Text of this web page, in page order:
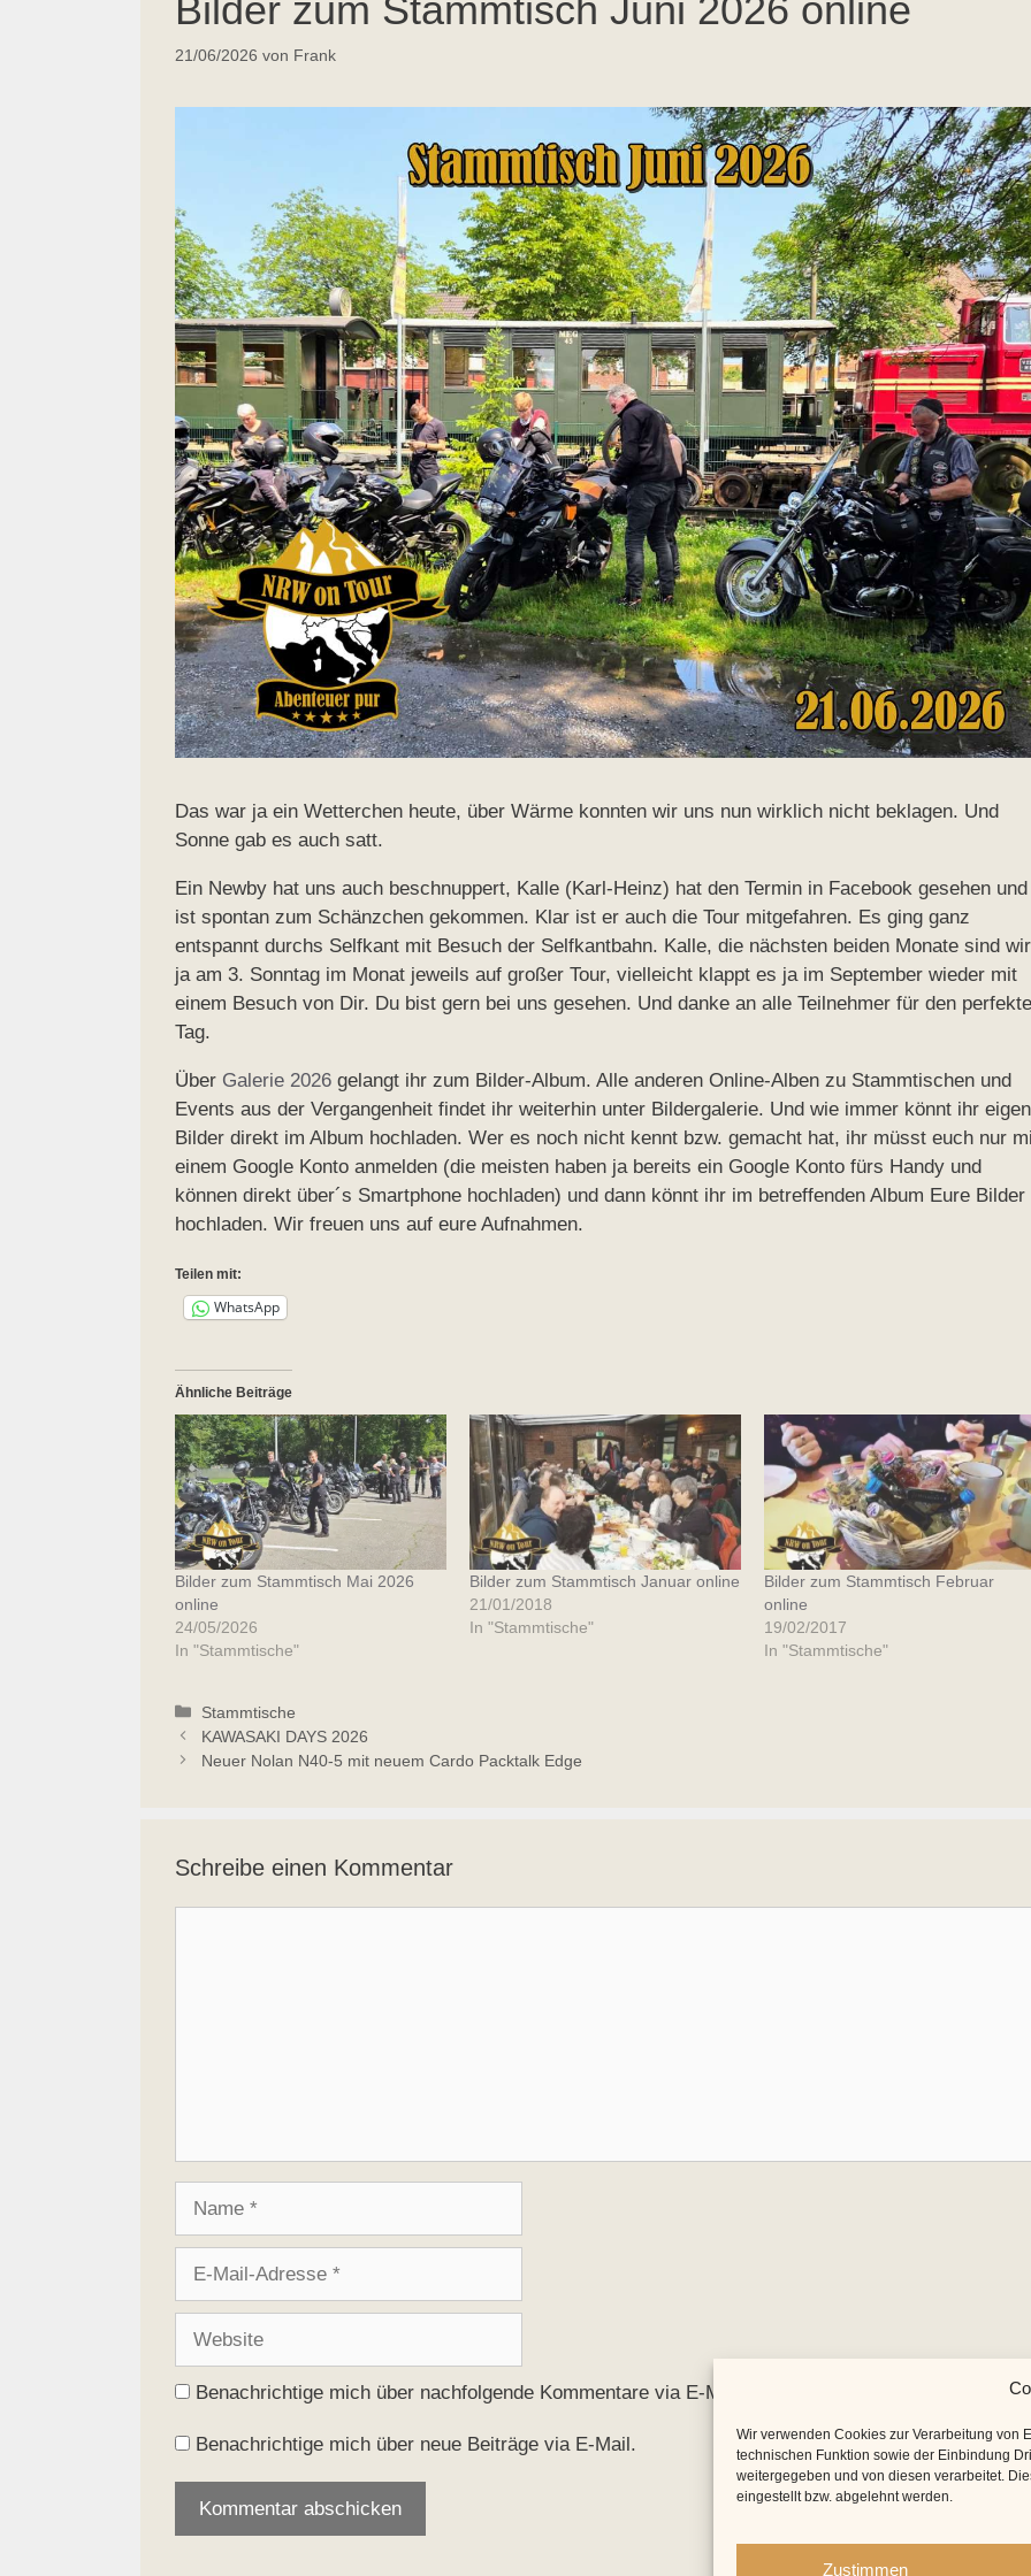
Wir verwenden Cookies zur Verarbeitung von
technischen Funktion sowie der Einbindung
weitergegeben und von diesen verarbeitet.
eingestellt bzw. abgelehnt werden.
Zustimmen
Bilder zum Stammtisch Juni 2026 online
21/06/2026 von Frank
Das war ja ein Wetterchen heute, über Wärme konnten wir uns nun wirklich nicht beklagen. Und
Sonne gab es auch satt.
Ein Newby hat uns auch beschnuppert, Kalle (Karl-Heinz) hat den Termin in Facebook gesehen und
ist spontan zum Schänzchen gekommen. Klar ist er auch die Tour mitgefahren. Es ging ganz
entspannt durchs Selfkant mit Besuch der Selfkantbahn. Kalle, die nächsten beiden Monate sind wir
ja am 3. Sonntag im Monat jeweils auf großer Tour, vielleicht klappt es ja im September wieder mit
einem Besuch von Dir. Du bist gern bei uns gesehen. Und danke an alle Teilnehmer für den
Tag.
Über Galerie 2026 gelangt ihr zum Bilder-Album. Alle anderen Online-Alben zu Stammtischen und
Events aus der Vergangenheit findet ihr weiterhin unter Bildergalerie. Und wie immer könnt ihr
Bilder direkt im Album hochladen. Wer es noch nicht kennt bzw. gemacht hat, ihr müsst euch nur
einem Google Konto anmelden (die meisten haben ja bereits ein Google Konto fürs Handy und
können direkt über´s Smartphone hochladen) und dann könnt ihr im betreffenden Album Eure Bilder
hochladen. Wir freuen uns auf eure Aufnahmen.
Teilen mit:
WhatsApp
Ähnliche Beiträge
Bilder zum Stammtisch Mai 2026
online
24/05/2026
In "Stammtische"
Bilder zum Stammtisch Januar online
21/01/2018
In "Stammtische"
Bilder zum Stammtisch Februar
online
19/02/2017
In "Stammtische"
Kategorien
Stammtische
KAWASAKI DAYS 2026
Neuer Nolan N40-5 mit neuem Cardo Packtalk Edge
Schreibe einen Kommentar
Adresse
Benachrichtige mich über nachfolgende Kommentare via E-Mail.
Benachrichtige mich über neue Beiträge via E-Mail.